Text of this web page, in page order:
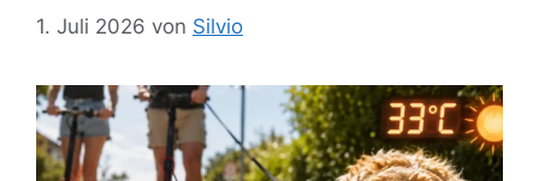
1. Juli 2026 von Silvio